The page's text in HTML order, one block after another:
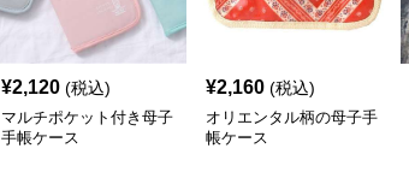
¥2,120 (税込)
マルチポケット付き母子
手帳ケース
¥2,160 (税込)
オリエンタル柄の母子手
帳ケース